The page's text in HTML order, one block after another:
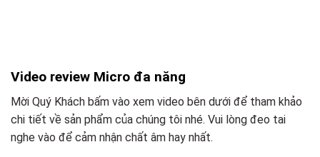
Video review Micro đa năng
Mời Quý Khách bấm vào xem video bên dưới để tham khảo
chi tiết về sản phẩm của chúng tôi nhé. Vui lòng đeo tai
nghe vào để cảm nhận chất âm hay nhất.